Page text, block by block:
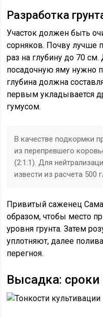
Разработка
Участок должен быть
сорняков. Почву лучше
раз на глубину до 70
посадочную яму нужно
глубина должна
первым укладывается
гумусом.
В качестве подкормки
из перепревшего
(2:1:1). Для
извести из расчета
Привитый саженец
образом, чтобы место
уровня грунта. Затем
уплотняют, далее
перегноя.
Высадка: сроки